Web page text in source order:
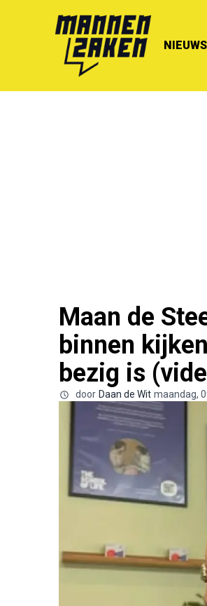
NIEUWS
Maan de
binnen
bezig is
door Daan de Wit maandag,